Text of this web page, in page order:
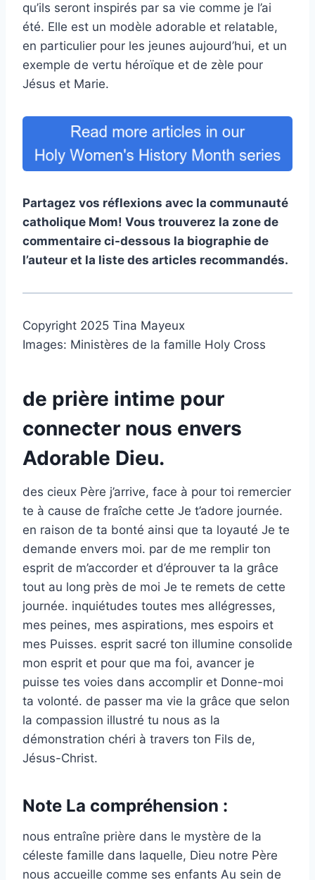
qu’ils seront inspirés par sa vie comme je l’ai
été. Elle est un modèle adorable et relatable,
en particulier pour les jeunes aujourd’hui, et un
exemple de vertu héroïque et de zèle pour
Jésus et Marie.
Partagez vos réflexions avec la communauté
catholique Mom! Vous trouverez la zone de
commentaire ci-dessous la biographie de
l’auteur et la liste des articles recommandés.
Copyright 2025 Tina Mayeux
Images: Ministères de la famille Holy Cross
de prière intime pour
connecter nous envers
Adorable Dieu.
des cieux Père j’arrive, face à pour toi remercier
te à cause de fraîche cette Je t’adore journée.
en raison de ta bonté ainsi que ta loyauté Je te
demande envers moi. par de me remplir ton
esprit de m’accorder et d’éprouver ta la grâce
tout au long près de moi Je te remets de cette
journée. inquiétudes toutes mes allégresses,
mes peines, mes aspirations, mes espoirs et
mes Puisses. esprit sacré ton illumine consolide
mon esprit et pour que ma foi, avancer je
puisse tes voies dans accomplir et Donne-moi
ta volonté. de passer ma vie la grâce que selon
la compassion illustré tu nous as la
démonstration chéri à travers ton Fils de,
Jésus-Christ.
Note La compréhension :
nous entraîne prière dans le mystère de la
céleste famille dans laquelle, Dieu notre Père
nous accueille comme ses enfants Au sein de